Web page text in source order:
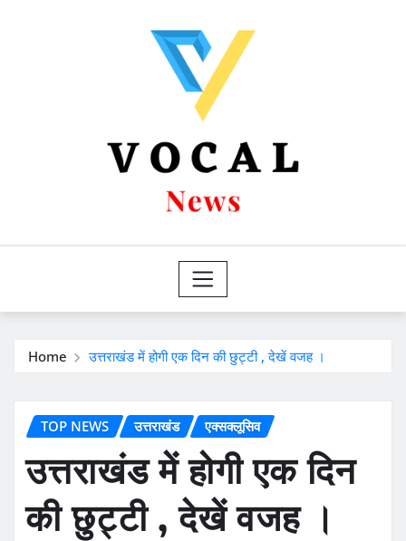
Home उत्तराखंड में होगी एक दिन की छुट्टी , देखें वजह ।
TOP NEWS उत्तराखंड एक्सक्लूसिव
उत्तराखंड में होगी एक दिन
की छुट्टी , देखें वजह ।